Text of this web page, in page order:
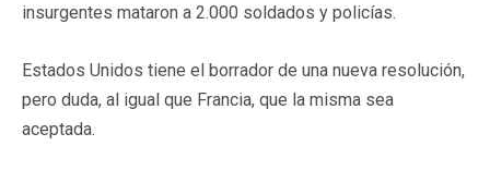
insurgentes mataron a 2.000 soldados y policías.
Estados Unidos tiene el borrador de una nueva resolución,
pero duda, al igual que Francia, que la misma sea
aceptada.